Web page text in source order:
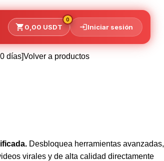
0,00 USDT
0
Iniciar sesión
días]Volver a productos
Desbloquea herramientas avanzadas,
virales y de alta calidad directamente